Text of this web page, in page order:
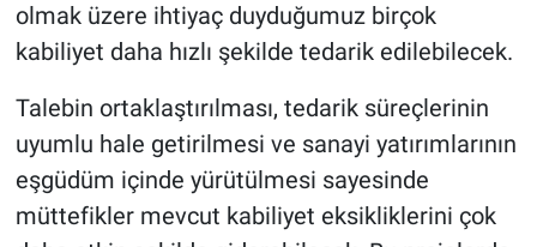
olmak üzere ihtiyaç duyduğumuz birçok
kabiliyet daha hızlı şekilde tedarik edilebilecek.
Talebin ortaklaştırılması, tedarik süreçlerinin
uyumlu hale getirilmesi ve sanayi yatırımlarının
eşgüdüm içinde yürütülmesi sayesinde
müttefikler mevcut kabiliyet eksikliklerini çok